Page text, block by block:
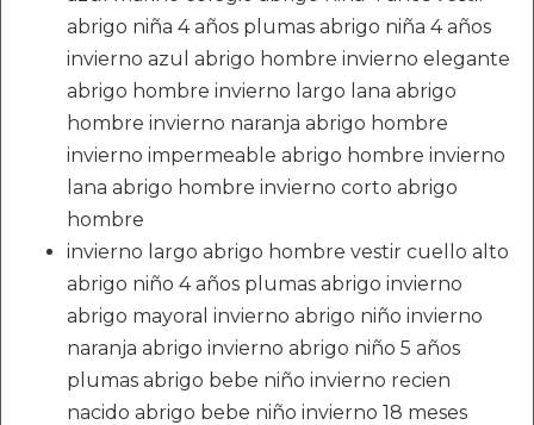
abrigo niña 4 años plumas abrigo niña 4 años
invierno azul abrigo hombre invierno elegante
abrigo hombre invierno largo lana abrigo
hombre invierno naranja abrigo hombre
invierno impermeable abrigo hombre invierno
lana abrigo hombre invierno corto abrigo
hombre
invierno largo abrigo hombre vestir cuello alto
abrigo niño 4 años plumas abrigo invierno
abrigo mayoral invierno abrigo niño invierno
naranja abrigo invierno abrigo niño 5 años
plumas abrigo bebe niño invierno recien
nacido abrigo bebe niño invierno 18 meses